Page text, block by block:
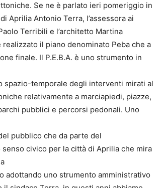
Se ne è parlato ieri pomeriggio in
Aprilia Antonio Terra, l’assessora ai
Terribili e l’architetto Martina
il piano denominato Peba che a
finale. Il P.E.B.A. è uno strumento in
temporale degli interventi mirati al
relativamente a marciapiedi, piazze,
pubblici e percorsi pedonali. Uno
pubblico che da parte del
civico per la città di Aprilia che mira
adottando uno strumento amministrativo